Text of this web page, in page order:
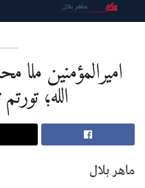
امیرالمؤمنین
الله؛
ماهر بلال